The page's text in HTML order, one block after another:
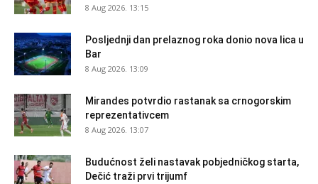
8 Aug 2026. 13:15
Posljednji dan prelaznog roka donio nova lica u
Bar
8 Aug 2026. 13:09
Mirandes potvrdio rastanak sa crnogorskim
reprezentativcem
8 Aug 2026. 13:07
Budućnost želi nastavak pobjedničkog starta,
Dečić traži prvi trijumf